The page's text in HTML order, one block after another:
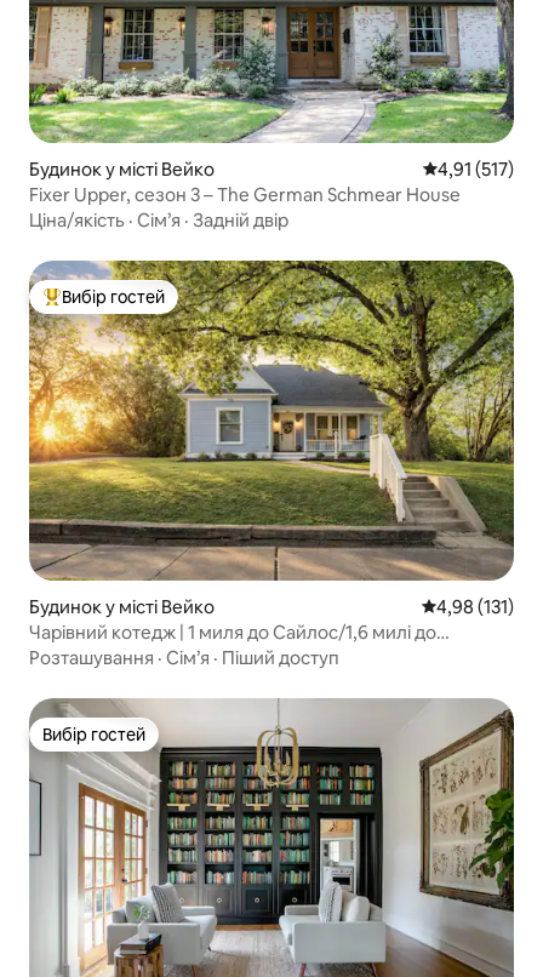
Будинок у місті Вейко Середня
4,91 (517)
Fixer Upper, сезон 3 – The German Schmear House
Ціна/якість · Сім’я · Задній двір
Топ вибір гостей
Вибір гостей
Будинок у місті Вейко Середня
4,98 (131)
Чарівний котедж | 1 миля до Сайлос/1,6 милі до
Бейлора
Розташування · Сім’я · Піший доступ
Вибір гостей
Вибір гостей